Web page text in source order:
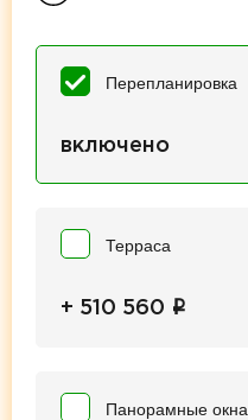
Перепланировка
включено
Терраса
+ 510 560 i
Панорамные окна